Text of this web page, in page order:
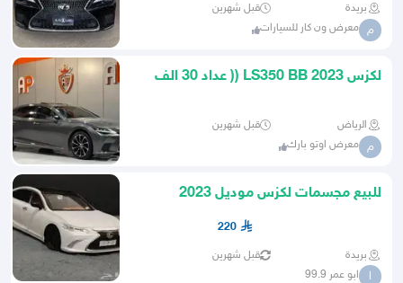
بريدة
قبل شهرين
م معرض ون كار للسيارات
لكزس LS350 BB 2023 (( عداد 30 الف
الرياض قبل شهرين
م معرض اوتو بارك
للبيع مجسمات لكزس موديل 2023
220
بريدة قبل شهرين
ا ابو عمر 99.9